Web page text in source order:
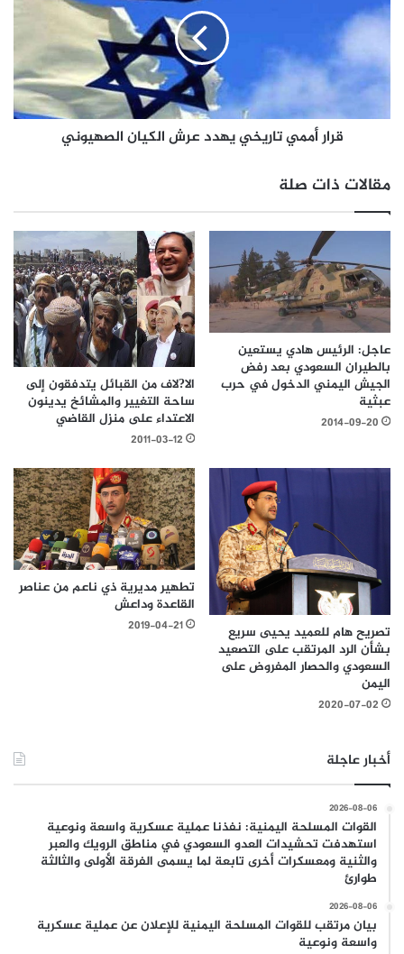
قرار أممي تاريخي يهدد عرش الكيان الصهيوني
مقالات ذات صلة
عاجل: الرئيس هادي يستعين
بالطيران السعودي بعد رفض
الجيش اليمني الدخول في حرب
عبثية
2014-09-20
الا?لاف من القبائل يتدفقون إلى
ساحة التغيير والمشائخ يدينون
الاعتداء على منزل القاضي
2011-03-12
تصريح هام للعميد يحيى سريع
بشأن الرد المرتقب على التصعيد
السعودي والحصار المفروض على
اليمن
2020-07-02
تطهير مديرية ذي ناعم من عناصر
القاعدة وداعش
2019-04-21
أخبار عاجلة
2026-08-06
القوات المسلحة اليمنية: نفذنا عملية عسكرية واسعة ونوعية
استهدفت تحشيدات العدو السعودي في مناطق الرويك والعبر
والثنية ومعسكرات أخرى تابعة لما يسمى الفرقة الأولى والثالثة
طوارئ
2026-08-06
بيان مرتقب للقوات المسلحة اليمنية للإعلان عن عملية عسكرية
واسعة ونوعية